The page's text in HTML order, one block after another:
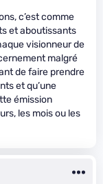
c’est comme
et aboutissants
visionneur de
malgré
de faire prendre
et qu’une
émission
les mois ou les